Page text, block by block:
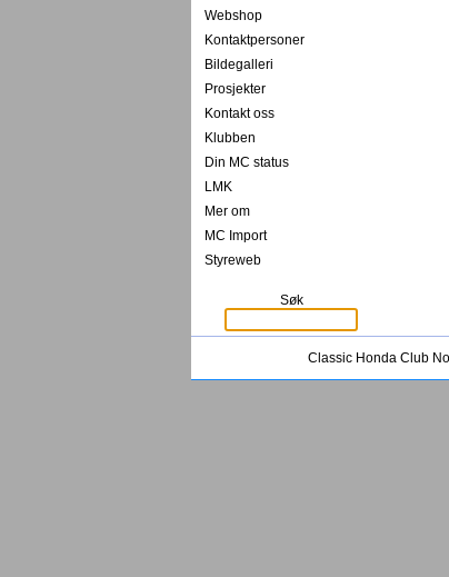
Webshop
Kontaktpersoner
Bildegalleri
Prosjekter
Kontakt oss
Klubben
Din MC status
LMK
Mer om
MC Import
Styreweb
Søk
Classic Honda Club